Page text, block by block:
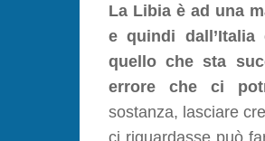
La Libia è ad una
e quindi da
quello che sta
errore che ci
sostanza, lasciare
ci riguardasse può